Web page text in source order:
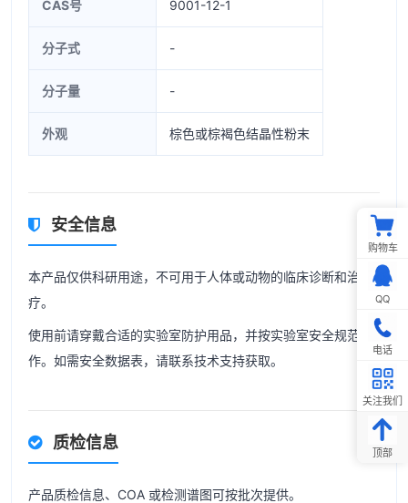
CAS号 9001-12-1
分子式 -
分子量 -
外观 棕色或棕褐色结晶性粉末
安全信息
本产品仅供科研用途，不可用于人体或动物的临床诊断和治
疗。
使用前请穿戴合适的实验室防护用品，并按实验室安全规范操
作。如需安全数据表，请联系技术支持获取。
质检信息
产品质检信息、COA 或检测谱图可按批次提供。
购物车
QQ
电话
关注我们
顶部